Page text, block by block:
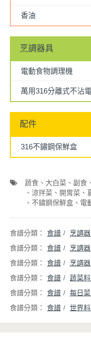
香油
烹調器具
電動食物調理機
萬用316分離式不沾
配件
316不鏽鋼保鮮盒
蔬食 大白菜 副食
涼拌菜
開胃菜
不鏽鋼保鮮盒
電
食譜 烹調
食譜
烹調
食譜
烹調
食譜
蔬菜
食譜
每日
食譜
世界